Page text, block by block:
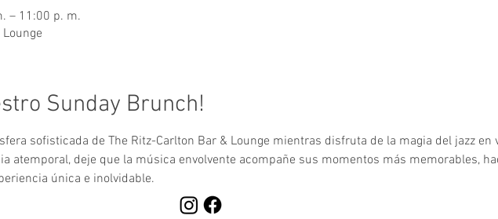
– 11:00 p. m.
Sunday Brunch!
sofisticada de The Ritz-Carlton Bar & Lounge mientras disfruta de la magia del jazz en
atemporal, deje que la música envolvente acompañe sus momentos más memorables,
única e inolvidable.